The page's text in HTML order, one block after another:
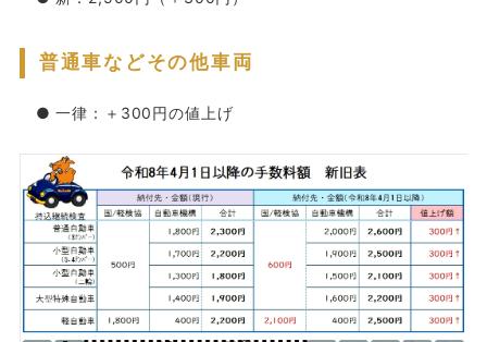
普通車などその他車両
● 一律：＋300円の値上げ